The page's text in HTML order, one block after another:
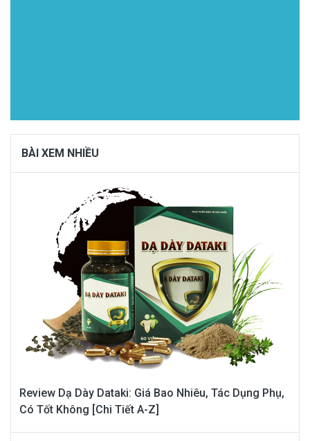
BÀI XEM NHIỀU
Review Dạ Dày Dataki: Giá Bao Nhiêu, Tác Dụng Phụ,
Có Tốt Không [Chi Tiết A-Z]